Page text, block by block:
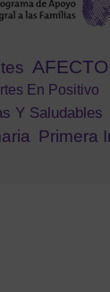
AFECTO
En Positivo
Y Saludables
Primera